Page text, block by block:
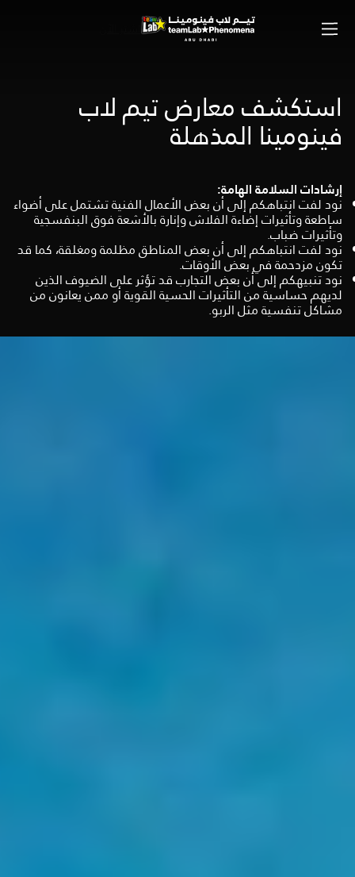
استكشف معارض تيم لاب
فينومينا المذهلة
إرشادات السلامة الهامة:
نود لفت انتباهكم إلى أن بعض الأعمال الفنية تشتمل على أضواء
ساطعة وتأثيرات إضاءة الفلاش وإنارة بالأشعة فوق البنفسجية
وتأثيرات ضباب.
نود لفت انتباهكم إلى أن بعض المناطق مظلمة ومغلقة، كما قد
تكون مزدحمة في بعض الأوقات.
نود تنبيهكم إلى أن بعض التجارب قد تؤثر على الضيوف الذين
لديهم حساسية من التأثيرات الحسية القوية أو ممن يعانون من
مشاكل تنفسية مثل الربو.